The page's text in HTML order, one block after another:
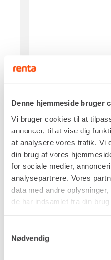
Denne hjemmeside bruger
Vi bruger cookies til at
annoncer, til at vise dig
at analysere vores trafik. Vi
din brug af vores
for sociale medier,
analysepartnere. Vores
data med andre
de har indsamlet fra din brug
Nødvendig
3.000 kg
Arbejdshøjde, maks.
24,00 m
Wire tykkelse
ø12 mm
Hastighed
24,0 m/min
Egenvægt
395 kg
Renta udlejer kun til